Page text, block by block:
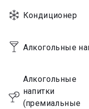
Thursday
Friday
Sunday
Кондиционер
Алкогольные
Алкогольные
напитки
(премиальные